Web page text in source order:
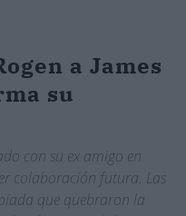
a James
su
con su ex amigo en
colaboración futura. Las
que quebraron la